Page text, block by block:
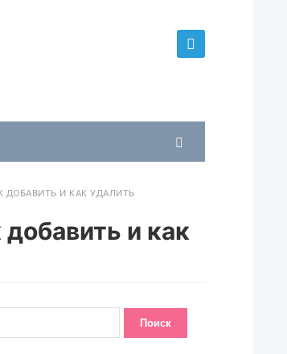
ДОБАВИТЬ И КАК УДАЛИТЬ
и как